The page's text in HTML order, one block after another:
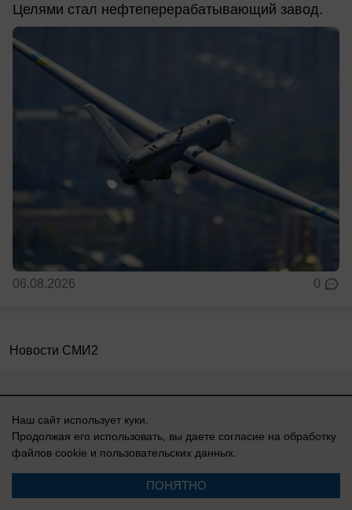
Целями стал нефтеперерабатывающий завод.
06.08.2026 0
Новости СМИ2
Реклама на сайте
Контакты
Вакансии
Информация
Наш сайт использует куки.
Продолжая его использовать, вы даете согласие на обработку
файлов cookie и пользовательских данных.
ПОНЯТНО